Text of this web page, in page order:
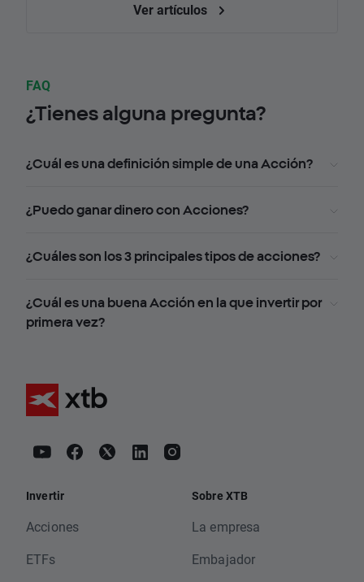
Ver artículos
FAQ
¿Tienes alguna pregunta?
¿Cuál es una definición simple de una Acción?
¿Puedo ganar dinero con Acciones?
¿Cuáles son los 3 principales tipos de acciones?
¿Cuál es una buena Acción en la que invertir por
primera vez?
Invertir
Acciones
ETFs
Sobre XTB
La empresa
Embajador